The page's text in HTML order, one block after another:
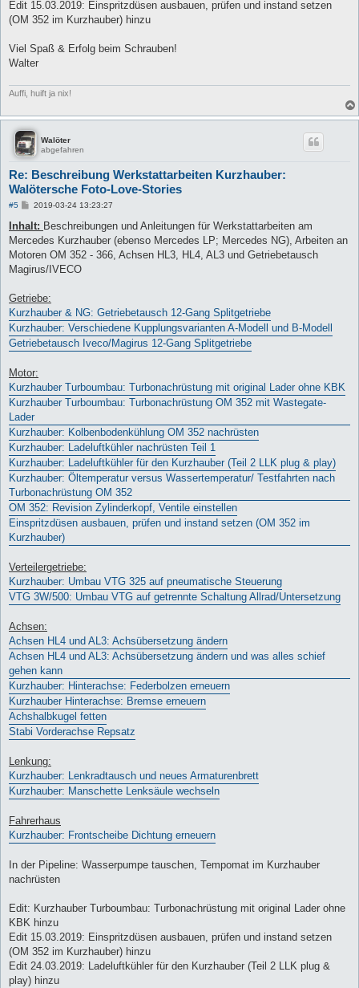
Edit 15.03.2019: Einspritzdüsen ausbauen, prüfen und instand setzen
(OM 352 im Kurzhauber) hinzu
Viel Spaß & Erfolg beim Schrauben!
Walter
Auffi, huift ja nix!
Walöter
abgefahren
Re: Beschreibung Werkstattarbeiten Kurzhauber:
Walötersche Foto-Love-Stories
#5
B
i
t
r
a
2019-03-24 13:23:27
Inhalt: Beschreibungen und Anleitungen für Werkstattarbeiten am
Mercedes Kurzhauber (ebenso Mercedes LP; Mercedes NG), Arbeiten an
Motoren OM 352 - 366, Achsen HL3, HL4, AL3 und Getriebetausch
Magirus/IVECO
Getriebe:
Kurzhauber & NG: Getriebetausch 12-Gang Splitgetriebe
Kurzhauber: Verschiedene Kupplungsvarianten A-Modell und B-Modell
Getriebetausch Iveco/Magirus 12-Gang Splitgetriebe
Motor:
Kurzhauber Turboumbau: Turbonachrüstung mit original Lader ohne KBK
Kurzhauber Turboumbau: Turbonachrüstung OM 352 mit Wastegate-
Lader
Kurzhauber: Kolbenbodenkühlung OM 352 nachrüsten
Kurzhauber: Ladeluftkühler nachrüsten Teil 1
Kurzhauber: Ladeluftkühler für den Kurzhauber (Teil 2 LLK plug & play)
Kurzhauber: Öltemperatur versus Wassertemperatur/ Testfahrten nach
Turbonachrüstung OM 352
OM 352: Revision Zylinderkopf, Ventile einstellen
Einspritzdüsen ausbauen, prüfen und instand setzen (OM 352 im
Kurzhauber)
Verteilergetriebe:
Kurzhauber: Umbau VTG 325 auf pneumatische Steuerung
VTG 3W/500: Umbau VTG auf getrennte Schaltung Allrad/Untersetzung
Achsen:
Achsen HL4 und AL3: Achsübersetzung ändern
Achsen HL4 und AL3: Achsübersetzung ändern und was alles schief
gehen kann
Kurzhauber: Hinterachse: Federbolzen erneuern
Kurzhauber Hinterachse: Bremse erneuern
Achshalbkugel fetten
Stabi Vorderachse Repsatz
Lenkung:
Kurzhauber: Lenkradtausch und neues Armaturenbrett
Kurzhauber: Manschette Lenksäule wechseln
Fahrerhaus
Kurzhauber: Frontscheibe Dichtung erneuern
In der Pipeline: Wasserpumpe tauschen, Tempomat im Kurzhauber
nachrüsten
Edit: Kurzhauber Turboumbau: Turbonachrüstung mit original Lader ohne
KBK hinzu
Edit 15.03.2019: Einspritzdüsen ausbauen, prüfen und instand setzen
(OM 352 im Kurzhauber) hinzu
Edit 24.03.2019: Ladeluftkühler für den Kurzhauber (Teil 2 LLK plug &
play) hinzu